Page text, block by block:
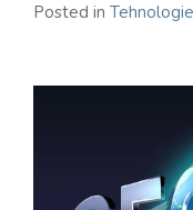
Posted in Tehnologie